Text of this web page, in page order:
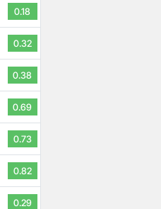
0.18
0.32
0.38
0.69
0.73
0.82
0.29